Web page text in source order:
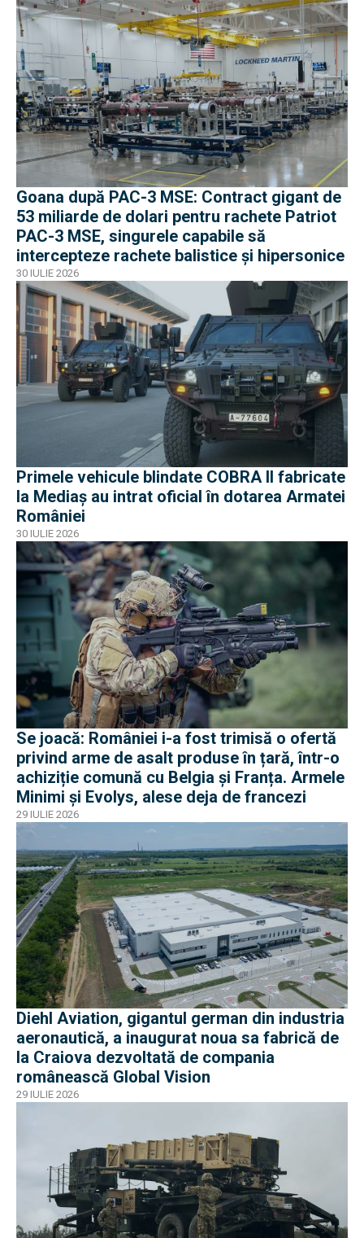
Goana după PAC-3 MSE: Contract gigant de
53 miliarde de dolari pentru rachete Patriot
PAC-3 MSE, singurele capabile să
intercepteze rachete balistice și hipersonice
30 IULIE 2026
Primele vehicule blindate COBRA II fabricate
la Mediaș au intrat oficial în dotarea Armatei
României
30 IULIE 2026
Se joacă: României i-a fost trimisă o ofertă
privind arme de asalt produse în țară, într-o
achiziție comună cu Belgia și Franța. Armele
Minimi și Evolys, alese deja de francezi
29 IULIE 2026
Diehl Aviation, gigantul german din industria
aeronautică, a inaugurat noua sa fabrică de
la Craiova dezvoltată de compania
românească Global Vision
29 IULIE 2026